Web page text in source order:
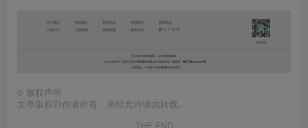
© 版权声明
文章版权归作者所有，未经允许请勿转载。